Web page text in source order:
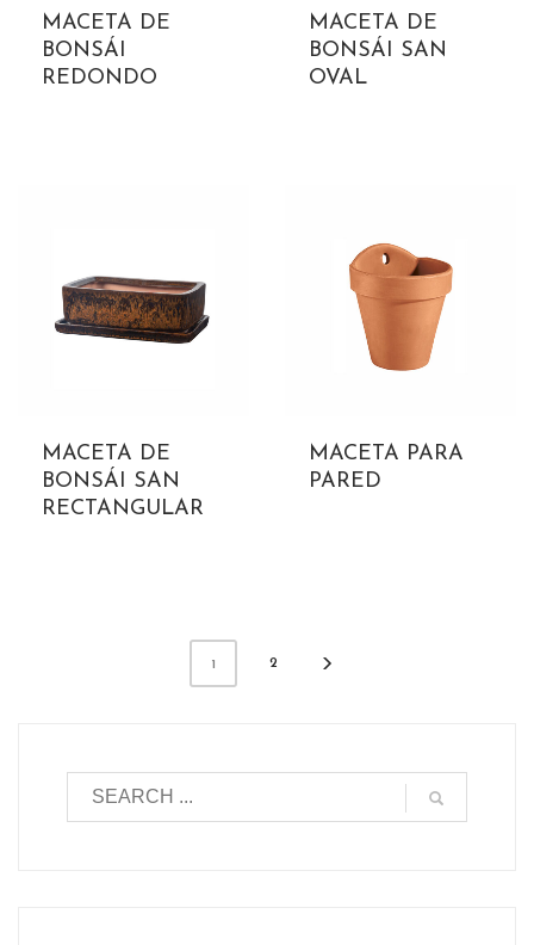
MACETA DE
BONSÁI
REDONDO
MACETA DE
BONSÁI SAN
OVAL
MACETA DE
BONSÁI SAN
RECTANGULAR
MACETA PARA
PARED
1 2